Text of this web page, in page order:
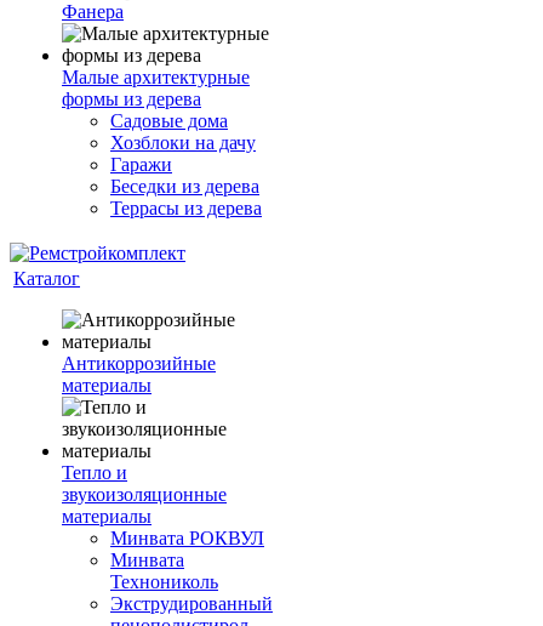
Фанера
Малые архитектурные
формы из дерева
Садовые дома
Хозблоки на дачу
Гаражи
Беседки из дерева
Террасы из дерева
Каталог
Антикоррозийные
материалы
Тепло и
звукоизоляционные
материалы
Минвата РОКВУЛ
Минвата
Технониколь
Экструдированный